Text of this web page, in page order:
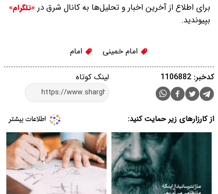
برای اطلاع از آخرین اخبار و تحلیل‌ها به کانال شرق در «تلگرام»
بپیوندید.
امام خمینی امام
لینک کوتاه کدخبر: 1106882
از کارزارهای زیر حمایت کنید: